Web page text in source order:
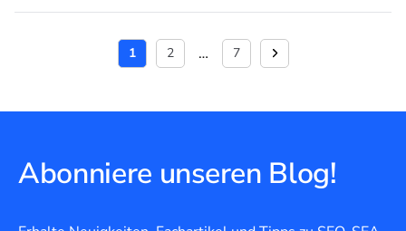
1 2 … 7
Abonniere unseren Blog!